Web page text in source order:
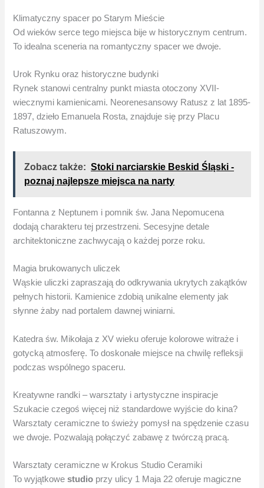
Klimatyczny spacer po Starym Mieście
Od wieków serce tego miejsca bije w historycznym centrum.
To idealna sceneria na romantyczny spacer we dwoje.
Urok Rynku oraz historyczne budynki
Rynek stanowi centralny punkt miasta otoczony XVII-
wiecznymi kamienicami. Neorenesansowy Ratusz z lat 1895-
1897, dzieło Emanuela Rosta, znajduje się przy Placu
Ratuszowym.
Zobacz także: Stoki narciarskie Beskid Śląski -
poznaj najlepsze miejsca na narty
Fontanna z Neptunem i pomnik św. Jana Nepomucena
dodają charakteru tej przestrzeni. Secesyjne detale
architektoniczne zachwycają o każdej porze roku.
Magia brukowanych uliczek
Wąskie uliczki zapraszają do odkrywania ukrytych zakątków
pełnych historii. Kamienice zdobią unikalne elementy jak
słynne żaby nad portalem dawnej winiarni.
Katedra św. Mikołaja z XV wieku oferuje kolorowe witraże i
gotycką atmosferę. To doskonałe miejsce na chwilę refleksji
podczas wspólnego spaceru.
Kreatywne randki – warsztaty i artystyczne inspiracje
Szukacie czegoś więcej niż standardowe wyjście do kina?
Warsztaty ceramiczne to świeży pomysł na spędzenie czasu
we dwoje. Pozwalają połączyć zabawę z twórczą pracą.
Warsztaty ceramiczne w Krokus Studio Ceramiki
To wyjątkowestudio przy ulicy 1 Maja 22 oferuje magiczne